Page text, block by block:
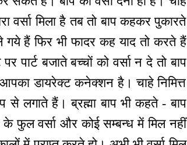
वर्सा मिला है तब तो बाप कहकर पुकारते
गये हैं फिर भी फादर कह याद तो करते हैं
पार्ट बजाते बच्चों को वर्सा न दे तो बाप
डायरेक्ट कनेक्शन है। चाहे निमित्त
से लगाते हैं। ब्रह्मा बाप भी कहते - बाप
फुल वर्सा और कोई सम्बन्ध में मिल नहीं